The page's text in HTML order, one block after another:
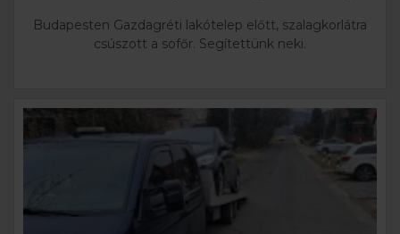
Budapesten Gazdagréti lakótelep előtt, szalagkorlátra
csúszott a sofőr. Segítettünk neki.